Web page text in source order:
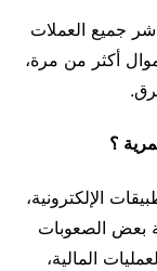
جميع العملات
أكثر من مرة،
؟
الإلكترونية،
بعض الصعوبات
المالية،